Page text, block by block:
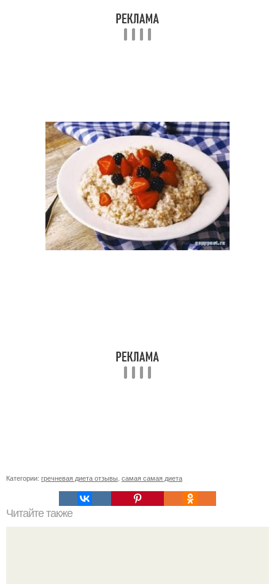
Категории: гречневая диета отзывы самая самая диета
Читайте также